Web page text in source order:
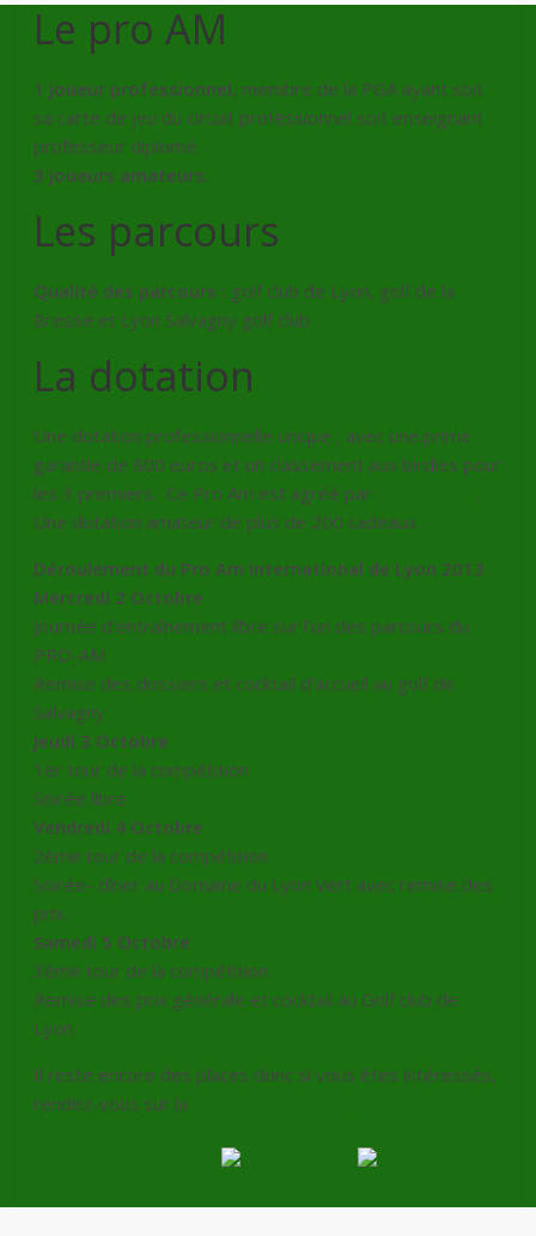
Le pro AM
1 joueur professionnel, membre de la PGA ayant soit
sa carte de jeu du circuit professionnel soit enseignant
professeur diplomé.
3 joueurs amateurs.
Les parcours
Qualité des parcours : golf club de Lyon, golf de la
Bresse et Lyon Salvagny golf club
La dotation
Une dotation professionnelle unique , avec une prime
garantie de 800 euros et un classement aux birdies pour
les 3 premiers. Ce Pro Am est agréé par
.
Une dotation amateur de plus de 200 cadeaux.
Déroulement du Pro Am International de Lyon 2013
Mercredi 2 Octobre
Journée d’entraînement libre sur l’un des parcours du
PRO-AM
Remise des dossiers et cocktail d’accueil au golf de
Salvagny
Jeudi 3 Octobre
1er tour de la compétition
Soirée libre
Vendredi 4 Octobre
2ème tour de la compétition
Soirée- dîner au Domaine du Lyon Vert avec remise des
prix.
Samedi 5 Octobre
3ème tour de la compétition
Remise des prix générale et cocktail au Golf club de
Lyon
Il reste encore des places donc si vous êtes intéressés,
rendez-vous sur la
.